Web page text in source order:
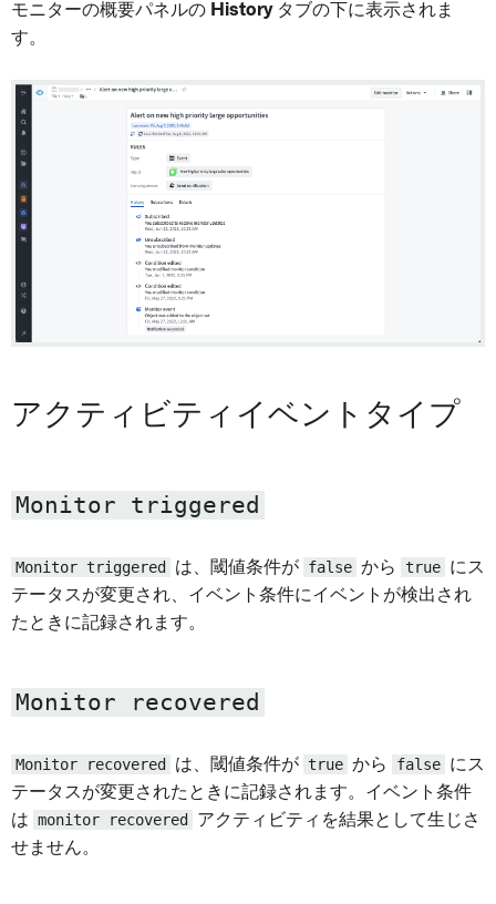
モニターの概要パネルの Historyタブの下に表示されま
す。
アクティビティイベントタイプ
Monitor triggered
Monitor triggered は、閾値条件が false から true にス
テータスが変更され、イベント条件にイベントが検出され
たときに記録されます。
Monitor recovered
Monitor recovered は、閾値条件が true から false にス
テータスが変更されたときに記録されます。イベント条件
は monitor recovered
アクティビティを結果として生じさ
せません。